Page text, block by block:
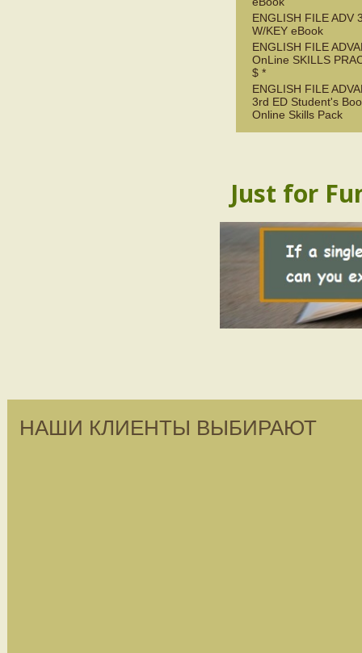
ENGLISH FILE ADV
W/KEY eBook
ENGLISH FILE
OnLine SKILLS
$ *
ENGLISH FILE
3rd ED Student's
Online Skills Pack
Just for
НАШИ КЛИЕНТЫ ВЫБИРАЮТ